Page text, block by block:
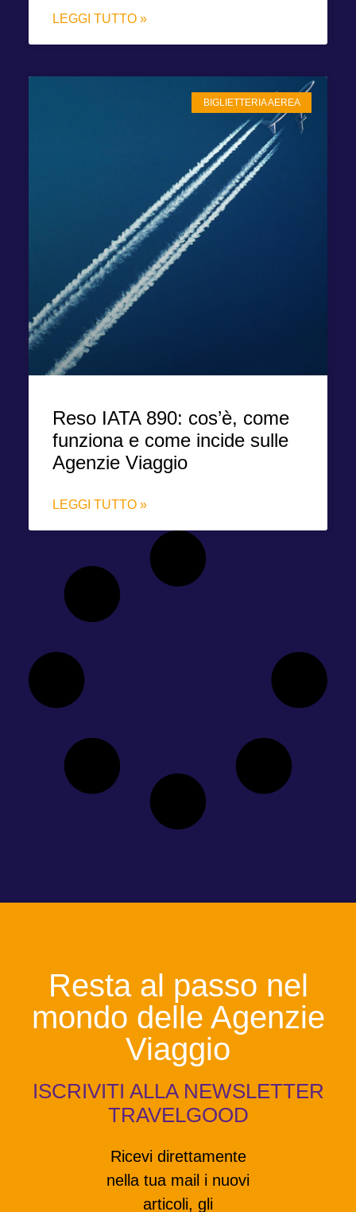
LEGGI TUTTO »
BIGLIETTERIA AEREA
Reso IATA 890: cos’è, come
funziona e come incide sulle
Agenzie Viaggio
LEGGI TUTTO »
Resta al passo nel
mondo delle Agenzie
Viaggio
ISCRIVITI ALLA NEWSLETTER
TRAVELGOOD
Ricevi direttamente
nella tua mail i nuovi
articoli, gli